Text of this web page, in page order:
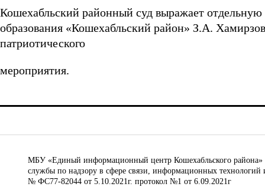
Кошехабльский районный суд выражает
образования «Кошехабльский район» З.А.
патриотического
мероприятия.
МБУ «Единый информационный центр Кошехабльского района»
службы по надзору в сфере связи, информационных
№ ФС77-82044 от 5.10.2021г. протокол №1 от 6.09.2021г